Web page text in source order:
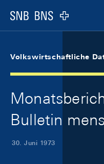
Logo
Volkswirtschaftliche
Bulletin
30. Juni 1973